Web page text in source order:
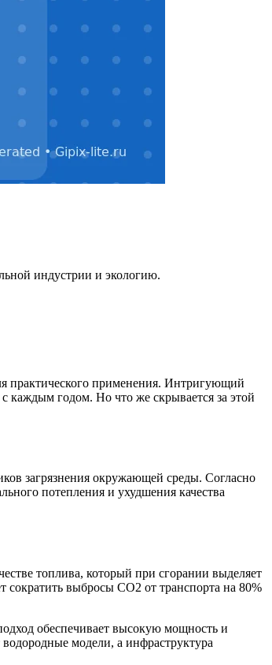
индустрии и экологию.
практического применения. Интригующий
каждым годом. Но что же скрывается за этой
загрязнения окружающей среды. Согласно
потепления и ухудшения качества
топлива, который при сгорании выделяет
выбросы CO2 от транспорта на 80%
обеспечивает высокую мощность и
модели, а инфраструктура